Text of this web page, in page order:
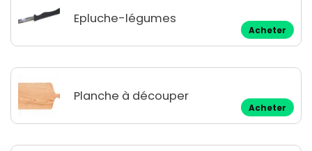
Epluche-légumes
Acheter
Planche à découper
Acheter